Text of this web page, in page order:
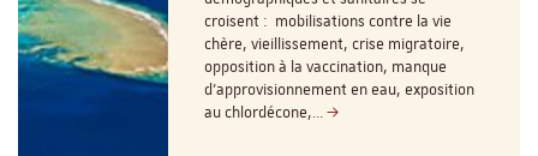
croisent : mobilisations contre la vie
chère, vieillissement, crise migratoire,
opposition à la vaccination, manque
d’approvisionnement en eau, exposition
au chlordécone,…